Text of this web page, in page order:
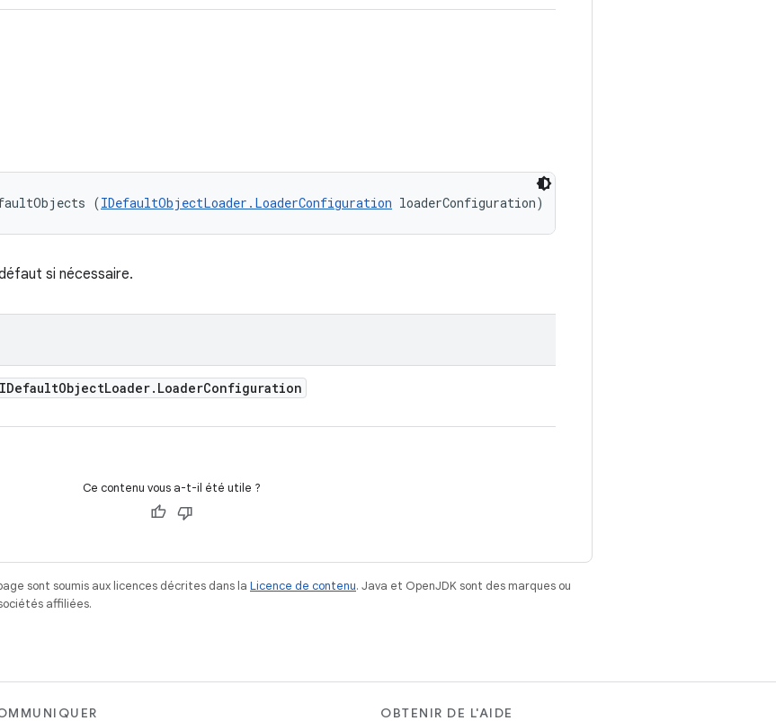
(IDefaultObjectLoader.LoaderConfiguration loaderConfiguration)
si nécessaire.
IDefaultObjectLoader. LoaderConfiguration
Ce contenu vous a-t-il été utile ?
sont soumis aux licences décrites dans la Licence de contenu. Java et OpenJDK sont des marques ou
affiliées.
OBTENIR DE L'AIDE